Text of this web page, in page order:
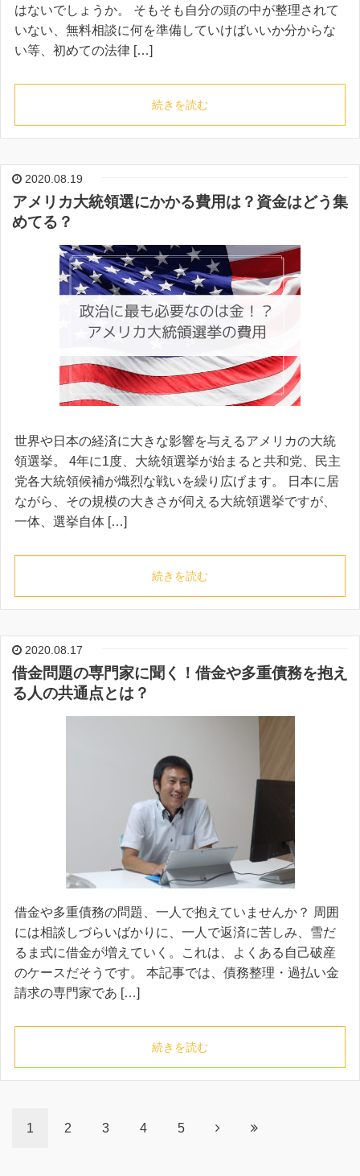
はないでしょうか。 そもそも自分の頭の中が整理されて
いない、無料相談に何を準備していけばいいか分からな
い等、初めての法律 […]
続きを読む
2020.08.19
アメリカ大統領選にかかる費用は？資金はどう集
めてる？
世界や日本の経済に大きな影響を与えるアメリカの大統
領選挙。 4年に1度、大統領選挙が始まると共和党、民主
党各大統領候補が熾烈な戦いを繰り広げます。 日本に居
ながら、その規模の大きさが伺える大統領選挙ですが、
一体、選挙自体 […]
続きを読む
2020.08.17
借金問題の専門家に聞く！借金や多重債務を抱え
る人の共通点とは？
借金や多重債務の問題、一人で抱えていませんか？ 周囲
には相談しづらいばかりに、一人で返済に苦しみ、雪だ
るま式に借金が増えていく。これは、よくある自己破産
のケースだそうです。 本記事では、債務整理・過払い金
請求の専門家であ […]
続きを読む
1 2 3 4 5